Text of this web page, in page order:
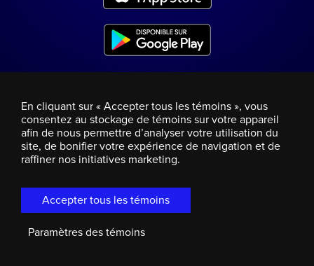
En cliquant sur « Accepter tous les témoins », vous
consentez au stockage de témoins sur votre appareil
afin de nous permettre d’analyser votre utilisation du
site, de bonifier votre expérience de navigation et de
raffiner nos initiatives marketing.
Accepter tous les témoins
Paramètres des témoins